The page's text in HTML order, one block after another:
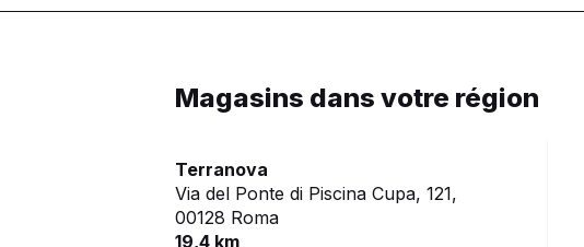
Magasins dans votre région
Terranova
Via del Ponte di Piscina Cupa, 121,
00128 Roma
19,4 km